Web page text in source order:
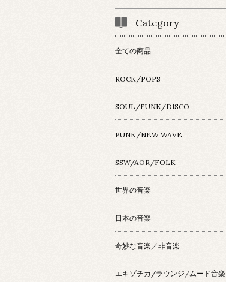
Category
全ての商品
ROCK/POPS
SOUL/FUNK/DISCO
PUNK/NEW WAVE
SSW/AOR/FOLK
世界の音楽
日本の音楽
奇妙な音楽／非音楽
エキゾチカ/ラウンジ/ムード音楽